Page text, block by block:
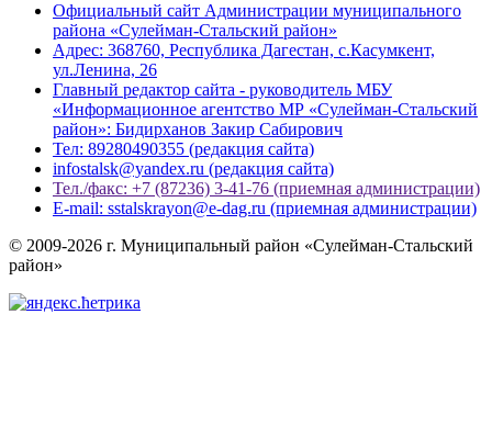
Официальный сайт Администрации муниципального
района «Сулейман-Стальский район»
Адрес: 368760, Республика Дагестан, с.Касумкент,
ул.Ленина, 26
Главный редактор сайта - руководитель МБУ
«Информационное агентство МР «Сулейман-Стальский
район»: Бидирханов Закир Сабирович
Тел: 89280490355 (редакция сайта)
infostalsk@yandex.ru (редакция сайта)
Тел./факс: +7 (87236) 3-41-76 (приемная администрации)
E-mail: sstalskrayon@e-dag.ru (приемная администрации)
© 2009-2026 г. Муниципальный район «Сулейман-Стальский
район»